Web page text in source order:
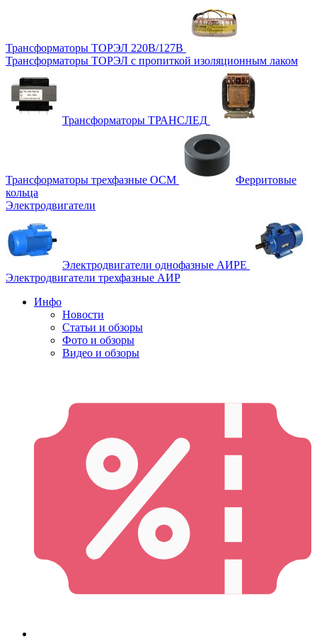
Трансформаторы ТОРЭЛ 220В/127В
Трансформаторы ТОРЭЛ с пропиткой изоляционным лаком
Трансформаторы ТРАНСЛЕД
Трансформаторы трехфазные ОСМ
Ферритовые
кольца
Электродвигатели
Электродвигатели однофазные АИРЕ
Электродвигатели трехфазные АИР
Инфо
Новости
Статьи и обзоры
Фото и обзоры
Видео и обзоры